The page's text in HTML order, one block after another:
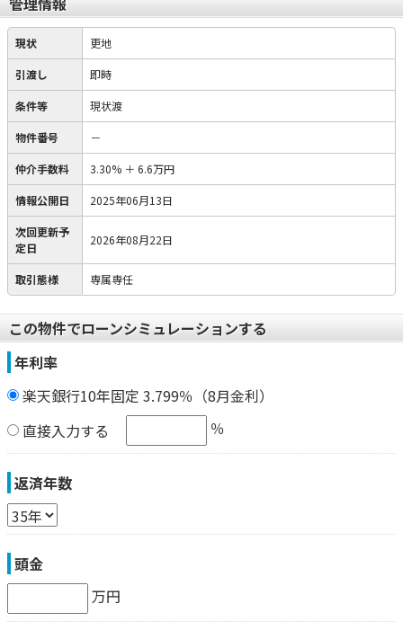
現状 更地
引渡し 即時
条件等 現状渡
物件番号 －
仲介手数料 3.30% ＋ 6.6万円
情報公開日 2025年06月13日
次回更新予
定日
2026年08月22日
取引態様 専属専任
この物件でローンシミュレーションする
年利率
楽天銀行10年固定 3.799％（8月金利）
直接入力する
％
返済年数
頭金
万円